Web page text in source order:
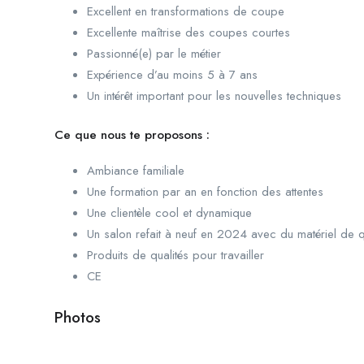
Excellent en transformations de coupe
Excellente maîtrise des coupes courtes
Passionné(e) par le métier
Expérience d’au moins 5 à 7 ans
Un intérêt important pour les nouvelles techniques
Ce que nous te proposons :
Ambiance familiale
Une formation par an en fonction des attentes
Une clientèle cool et dynamique
Un salon refait à neuf en 2024 avec du matériel de
Produits de qualités pour travailler
CE
Photos